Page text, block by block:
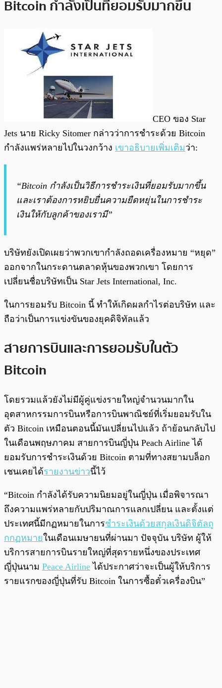
Bitcoin กำลังเป็นที่ยอมรับมากขึ้น
CEO ของ Star
Jets นาย Ricky Sitomer กล่าวว่าการชำระด้วย Bitcoin
กำลังแพร่หลายไปในวงกว้าง เขาอธิบายเพิ่มเติมว่า:
“Bitcoin กำลังเป็นวิธีการชำระเงินที่ยอมรับมากขึ้น
และเราต้องการหยิบยื่นความยืดหยุ่นในการชำระ
เงินให้กับลูกค้าของเรามี”
บริษัทยังเปิดเผยว่าพวกเขากำลังถอดเครื่องหมาย “หยุด”
ออกจากในกระดานตลาดหุ้นของพวกเขา โดยการ
เปลี่ยนชื่อบริษัทเป็น Star Jets International, Inc.
ในการยอมรับ Bitcoin นี้ ทำให้เกิดผลกำไรต่อบริษัท และ
ถือว่าเป็นการแข่งขันของยุคดิจิทัลแล้ว
สายการบินและการยอมรับในตัว
Bitcoin
โดยรวมแล้วยังไม่มีผู้คู่แข่งรายใหญ่จำนวนมากใน
อุตสาหกรรมการบินหรือการบินพาณิชย์ที่เริ่มยอมรับใน
ตัว Bitcoin เหมือนตอนนี้มันเปลี่ยนไปแล้ว ถ้าย้อนกลับไป
ในเดือนพฤษภาคม สายการบินญี่ปุ่น Peach Airline ได้
ยอมรับการชำระเงินด้วย Bitcoin ตามที่ทางสยามบล็อก
เชนเคยได้รายงานข่าวนี้ไว้
“Bitcoin กำลังได้รับความนิยมอยู่ในญี่ปุ่น เมื่อพิจารณา
ถึงความแพร่หลายกับปริมาณการแลกเปลี่ยน และตั้งแต่
ประเทศนี้มีกฏหมายในการชำระเงินด้วยสกุลเงินดิจิตัลถู
กกฏหมายในเดือนเมษายนที่ผ่านมา ปัจจุบัน บริษัท ผู้ให้
บริการสายการบินรายใหญ่ที่สุดรายหนึ่งของประเทศ
ญี่ปุ่นนาม Peace Airline ได้ประกาศว่าจะเป็นผู้ให้บริการ
รายแรกของญี่ปุ่นที่รับ Bitcoin ในการซื้อตั๋วเครื่องบิน”